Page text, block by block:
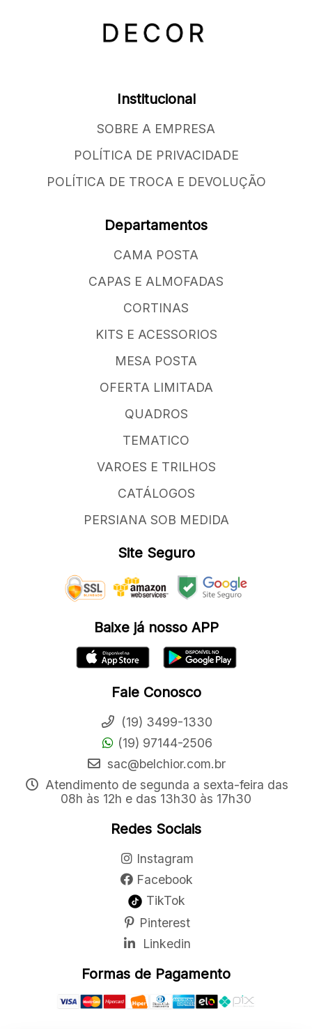
Institucional
SOBRE A EMPRESA
POLÍTICA DE PRIVACIDADE
POLÍTICA DE TROCA E DEVOLUÇÃO
Departamentos
CAMA POSTA
CAPAS E ALMOFADAS
CORTINAS
KITS E ACESSORIOS
MESA POSTA
OFERTA LIMITADA
QUADROS
TEMATICO
VAROES E TRILHOS
CATÁLOGOS
PERSIANA SOB MEDIDA
Site Seguro
Baixe já nosso APP
Fale Conosco
(19) 3499-1330
(19) 97144-2506
sac@belchior.com.br
Atendimento de segunda a sexta-feira das
08h às 12h e das 13h30 às 17h30
Redes Sociais
Instagram
Facebook
TikTok
Pinterest
Linkedin
Formas de Pagamento